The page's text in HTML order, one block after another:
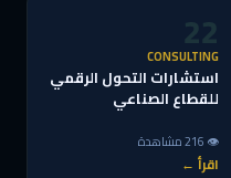
22
CONSULTING
استشارات التحول الرقمي
للقطاع الصناعي
👁 216 مشاهدة
اقرأ ←